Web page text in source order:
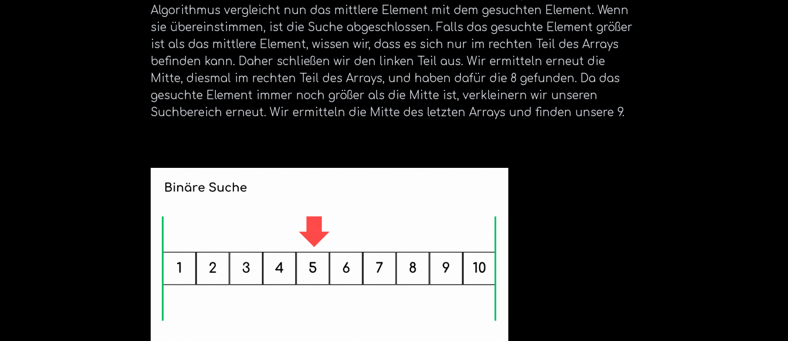
Algorithmus vergleicht nun das mittlere Element mit dem gesuchten Element. Wenn
sie übereinstimmen, ist die Suche abgeschlossen. Falls das gesuchte Element größer
ist als das mittlere Element, wissen wir, dass es sich nur im rechten Teil des Arrays
befinden kann. Daher schließen wir den linken Teil aus. Wir ermitteln erneut die
Mitte, diesmal im rechten Teil des Arrays, und haben dafür die 8 gefunden. Da das
gesuchte Element immer noch größer als die Mitte ist, verkleinern wir unseren
Suchbereich erneut. Wir ermitteln die Mitte des letzten Arrays und finden unsere 9.